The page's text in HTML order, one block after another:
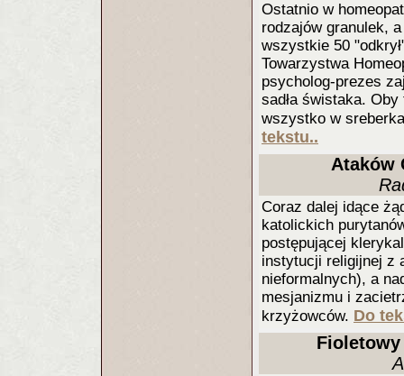
Ostatnio w
rodzajów granulek,
wszystkie 50
Towarzystwa
psycholog-prezes
sadła świstaka.
wszystko w
tekstu..
Ataków
Coraz dalej idące
katolickich
postępującej
instytucji religijnej z
nieformalnych), a
mesjanizmu i
krzyżowców. Do